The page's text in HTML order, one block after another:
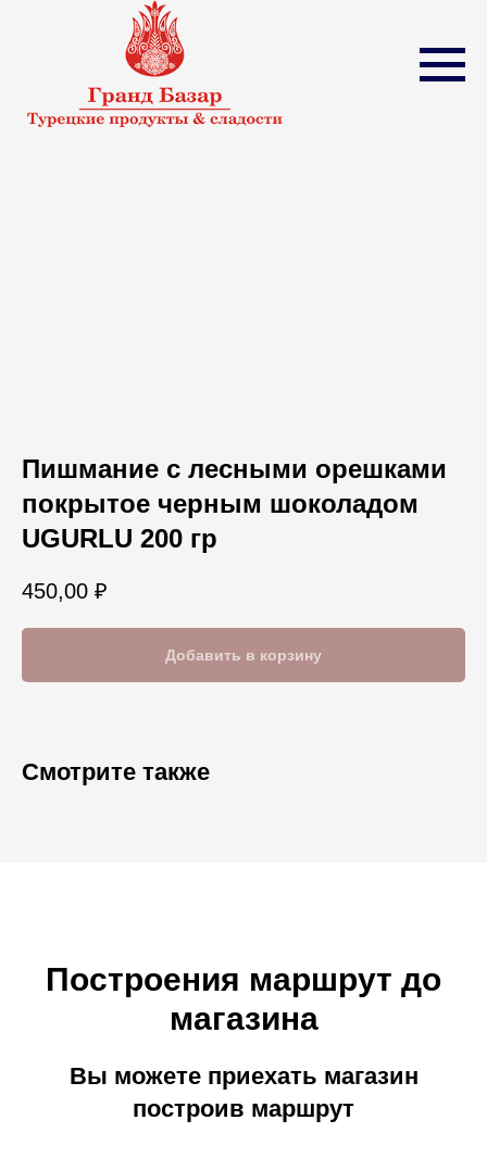
Пишмание с лесными орешками
покрытое черным шоколадом
UGURLU 200 гр
450,00 ₽
Добавить в корзину
Смотрите также
Построения маршрут до
магазина
Вы можете приехать магазин
построив маршрут